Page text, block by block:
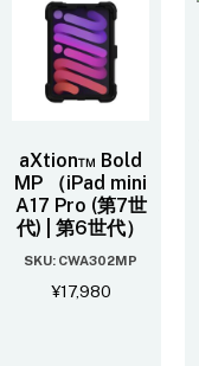
aXtion™ Bold
MP （iPad mini
A17 Pro (第7世
代) | 第6世代）
SKU: CWA302MP
¥17,980